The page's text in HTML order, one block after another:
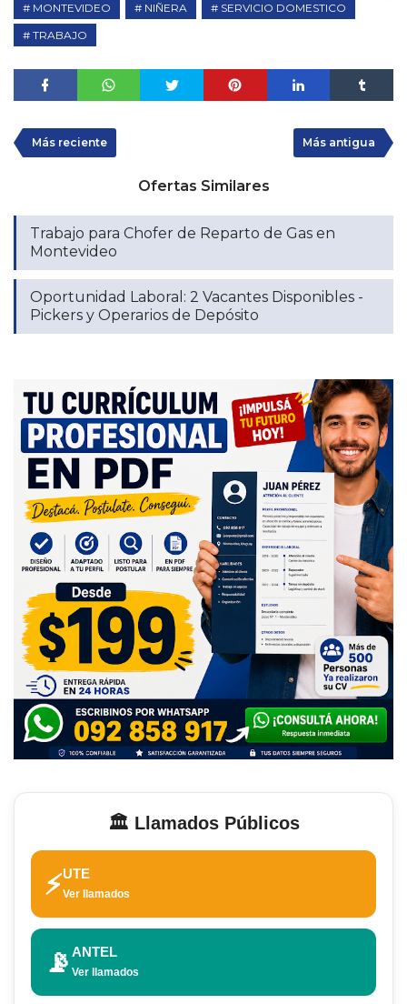
MONTEVIDEO
NIÑERA
SERVICIO DOMESTICO
TRABAJO
Más reciente Más antigua
Ofertas Similares
Trabajo para Chofer de Reparto de Gas en
Montevideo
Oportunidad Laboral: 2 Vacantes Disponibles -
Pickers y Operarios de Depósito
🏛️ Llamados Públicos
⚡UTE
Ver llamados
📡 ANTEL
Ver llamados